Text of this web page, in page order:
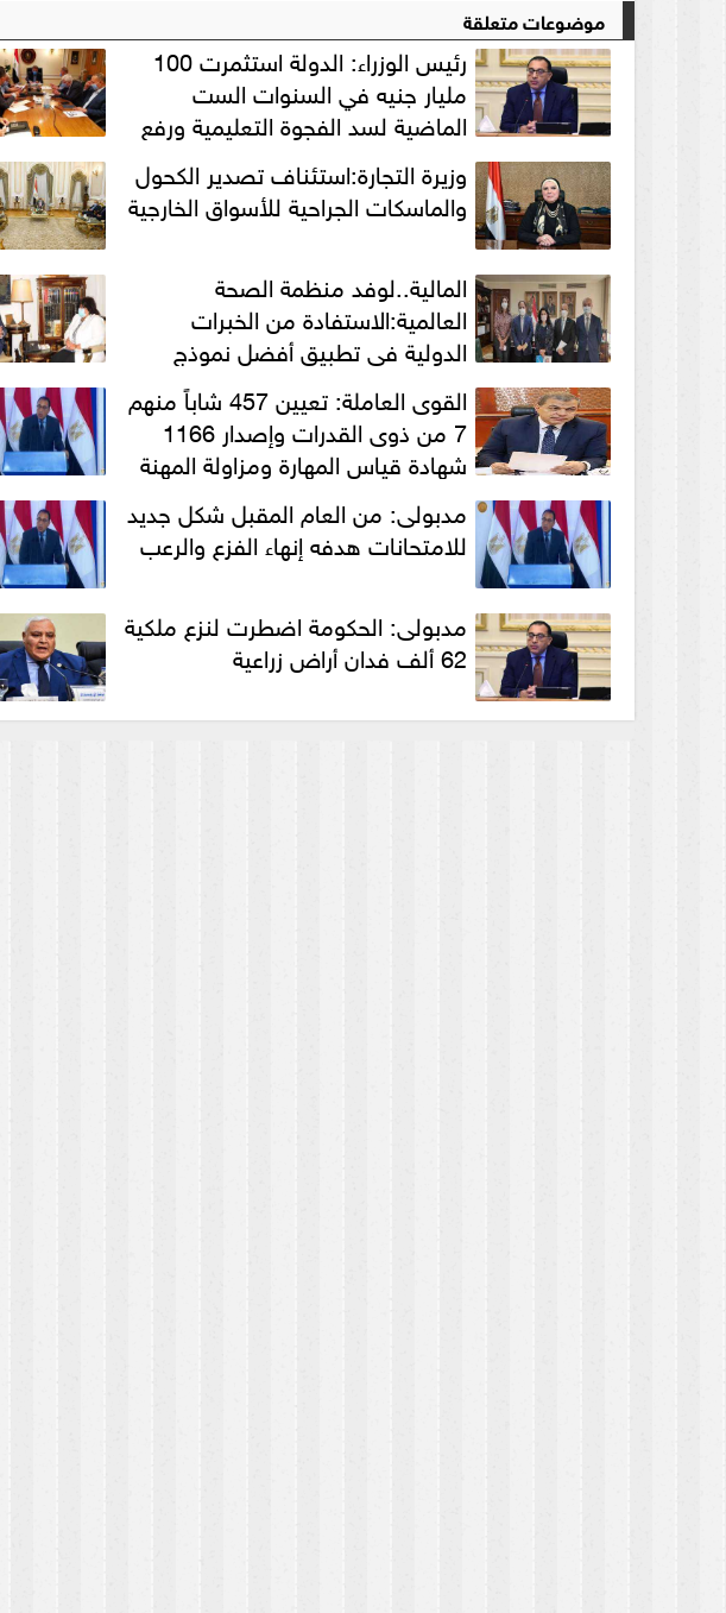
موضوعات متعلقة
رئيس الوزراء: الدولة استثمرت 100
مليار جنيه في السنوات الست
الماضية لسد الفجوة التعليمية ورفع
وزيرة التجارة:استئناف تصدير الكحول
والماسكات الجراحية للأسواق الخارجية
المالية..لوفد منظمة الصحة
العالمية:الاستفادة من الخبرات
الدولية فى تطبيق أفضل نموذج
القوى العاملة: تعيين 457 شاباً منهم
7 من ذوى القدرات وإصدار 1166
شهادة قياس المهارة ومزاولة المهنة
مدبولى: من العام المقبل شكل جديد
للامتحانات هدفه إنهاء الفزع والرعب
مدبولى: الحكومة اضطرت لنزع ملكية
62 ألف فدان أراض زراعية